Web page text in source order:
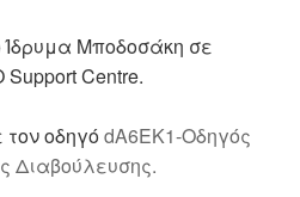
Ίδρυμα Μποδοσάκη σε
Centre.
τον οδηγόdA6EK1-Οδηγός
Διαβούλευσης.